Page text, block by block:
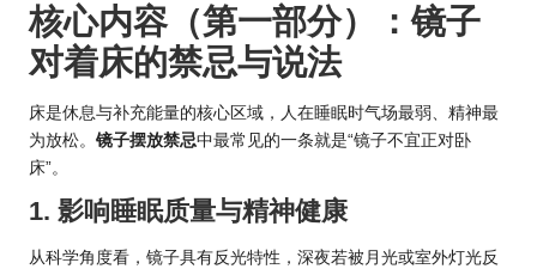
核心内容（第一部分）：镜子
对着床的禁忌与说法
床是休息与补充能量的核心区域，人在睡眠时气场最弱、精神最
为放松。 镜子摆放禁忌中最常见的一条就是“镜子不宜正对卧
床”。
1. 影响睡眠质量与精神健康
从科学角度看，镜子具有反光特性，深夜若被月光或室外灯光反